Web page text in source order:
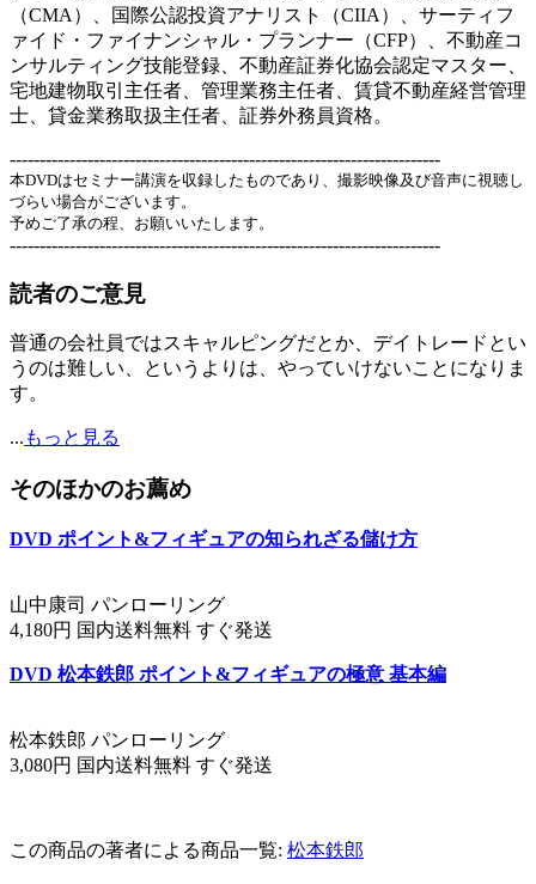
（CMA）、国際公認投資アナリスト（CIIA）、サーティフ
ァイド・ファイナンシャル・プランナー（CFP）、不動産コ
ンサルティング技能登録、不動産証券化協会認定マスター、
宅地建物取引主任者、管理業務主任者、賃貸不動産経営管理
士、貸金業務取扱主任者、証券外務員資格。
------------------------------------------------------------------------
本DVDはセミナー講演を収録したものであり、撮影映像及び音声に視聴し
づらい場合がございます。
予めご了承の程、お願いいたします。
------------------------------------------------------------------------
読者のご意見
普通の会社員ではスキャルピングだとか、デイトレードとい
うのは難しい、というよりは、やっていけないことになりま
す。
... もっと見る
そのほかのお薦め
DVD ポイント&フィギュアの知られざる儲け方
山中康司 パンローリング
4,180円 国内送料無料 すぐ発送
DVD 松本鉄郎 ポイント&フィギュアの極意 基本編
松本鉄郎 パンローリング
3,080円 国内送料無料 すぐ発送
この商品の著者による商品一覧: 松本鉄郎